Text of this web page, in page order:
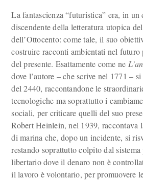
La fantascienza “futuristica” era, in un
discendente della letteratura utopica
dell’Ottocento: come tale, il suo
costruire racconti ambientati nel futuro
del presente. Esattamente come ne
dove l’autore – che scrive nel 1771 –
del 2440, raccontandone le
tecnologiche ma soprattutto i
sociali, per criticare quelli del suo
Robert Heinlein, nel 1939, raccontava
di marina che, dopo un incidente, si
restando soprattutto colpito dal
libertario dove il denaro non è
il lavoro è volontario, per promuovere